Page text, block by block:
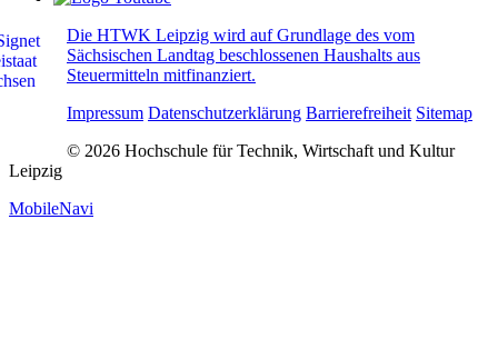
Die HTWK Leipzig wird auf Grundlage des vom
Sächsischen Landtag beschlossenen Haushalts aus
Steuermitteln mitfinanziert.
Impressum Datenschutzerklärung Barrierefreiheit Sitemap
© 2026 Hochschule für Technik, Wirtschaft und Kultur
Leipzig
MobileNavi